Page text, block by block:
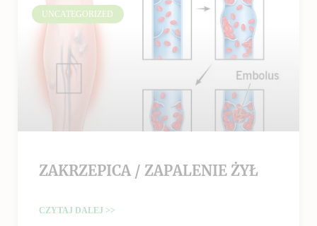
UNCATEGORIZED
ZAKRZEPICA / ZAPALENIE ŻYŁ
CZYTAJ DALEJ >>